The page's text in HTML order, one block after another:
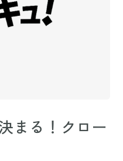
まる！クロー